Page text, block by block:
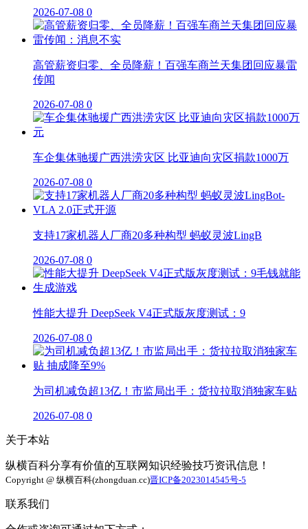
2026-07-08 0
高管薪资归零、全员降薪！百强车商兰天集团回应暴雷
传闻
2026-07-08 0
车企集体驰援广西洪涝灾区 比亚迪向灾区捐款1000万
2026-07-08 0
支持17家机器人厂商20多种构型 蚂蚁灵波LingB
2026-07-08 0
性能大提升 DeepSeek V4正式版灰度测试：9
2026-07-08 0
为司机减负超13亿！市监局出手：货拉拉取消独家车贴
2026-07-08 0
关于本站
纵横百科分享有价值的互联网知识经验技巧资讯信息！
Copyright @ 纵横百科(zhongduan.cc)晋ICP备2023014545号-5
联系我们